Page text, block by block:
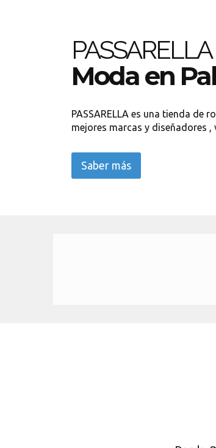
PASSARELLA
Moda en
PASSARELLA es una tienda de
mejores marcas y diseñadores
Saber más